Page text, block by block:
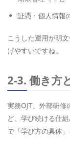
証憑・個人情報
こうした運用が明
げやすいですね。
2-3. 働き方
実務OJT、外部研
ど、学び続ける仕
で「学び方の具体